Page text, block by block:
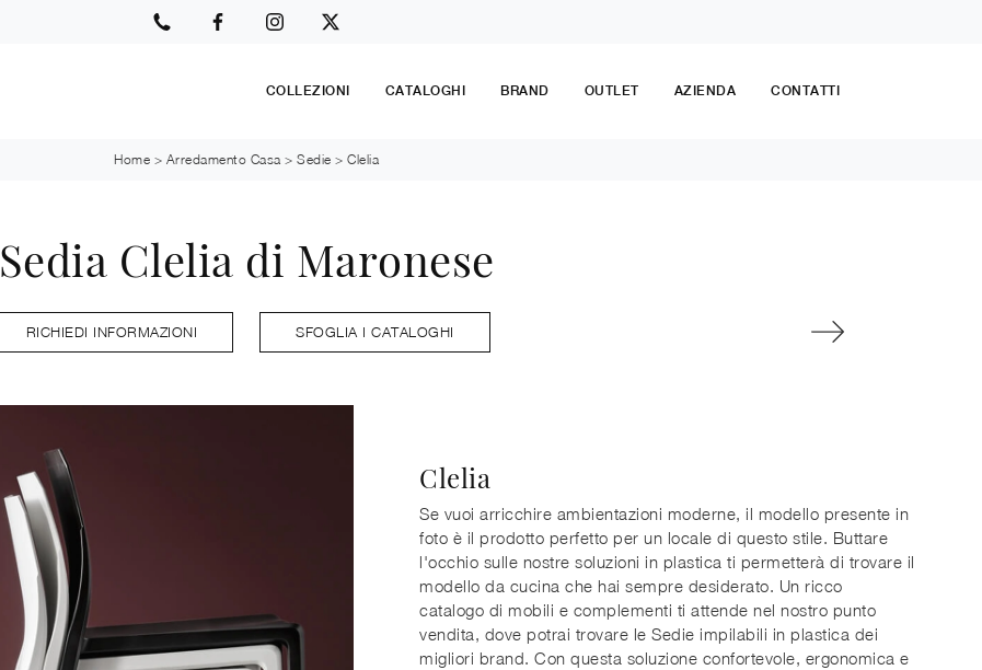
COLLEZIONI CATALOGHI BRAND OUTLET AZIENDA CONTATTI
Home > Arredamento Casa > Sedie > Clelia
Sedia Clelia di Maronese
RICHIEDI INFORMAZIONI SFOGLIA I CATALOGHI
Clelia
Se vuoi arricchire ambientazioni moderne, il modello presente in
foto è il prodotto perfetto per un locale di questo stile. Buttare
l'occhio sulle nostre soluzioni in plastica ti permetterà di trovare il
modello da cucina che hai sempre desiderato. Un ricco
catalogo di mobili e complementi ti attende nel nostro punto
vendita, dove potrai trovare le Sedie impilabili in plastica dei
migliori brand. Con questa soluzione confortevole, ergonomica e